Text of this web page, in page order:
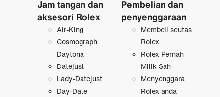
Jam tangan dan
aksesori Rolex
Air-King
Cosmograph
Daytona
Datejust
Lady-Datejust
Day-Date
Pembelian dan
penyenggaraan
Membeli seutas
Rolex
Rolex Pernah
Milik Sah
Menyenggara
Rolex anda